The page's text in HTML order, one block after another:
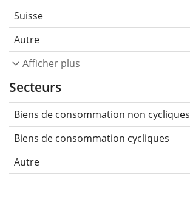
Suisse
Autre
Afficher plus
Secteurs
Biens de consommation non cycliques
Biens de consommation cycliques
Autre